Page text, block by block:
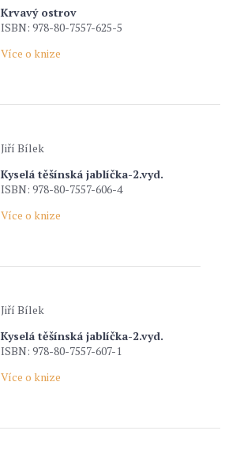
Krvavý ostrov
ISBN: 978-80-7557-625-5
Více o knize
Jiří Bílek
Kyselá těšínská jablíčka-2.vyd.
ISBN: 978-80-7557-606-4
Více o knize
Jiří Bílek
Kyselá těšínská jablíčka-2.vyd.
ISBN: 978-80-7557-607-1
Více o knize